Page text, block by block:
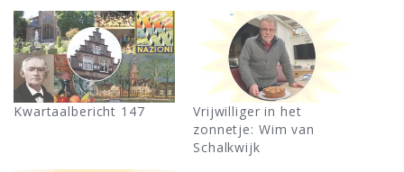
Kwartaalbericht 147
Vrijwilliger in het
zonnetje: Wim van
Schalkwijk